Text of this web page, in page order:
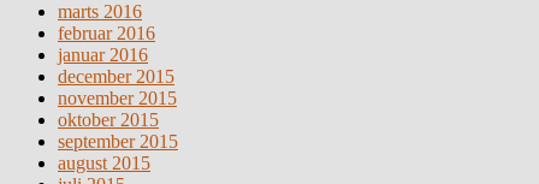
marts 2016
februar 2016
januar 2016
december 2015
november 2015
oktober 2015
september 2015
august 2015